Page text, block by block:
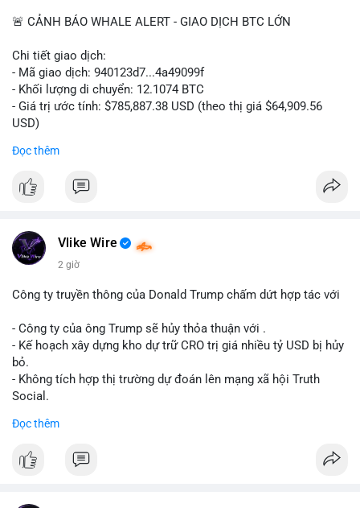
🚨 CẢNH BÁO WHALE ALERT - GIAO DỊCH BTC LỚN
Chi tiết giao dịch:
- Mã giao dịch: 940123d7...4a49099f
- Khối lượng di chuyển: 12.1074 BTC
- Giá trị ước tính: $785,887.38 USD (theo thị giá $64,909.56
USD)
Khối lượng 12.1 BTC tương đương gần 786 nghìn USD được di
Động thái này có thể là bước chuẩn bị thanh khoản để bán ra,
hoặc tái phân bổ tài sản giữa các ví nóng nhằm tối ưu phí giao
thấy cá voi đang thăm dò thanh khoản thị trường trước khi có
Lời khuyên cho nhà đầu tư nhỏ lẻ: Theo dõi xác nhận giao dịch
và dòng tiền tiếp theo từ ví nguồn. Khối lượng này chưa đủ tạo
áp lực bán mạnh, nhưng nếu xuất hiện thêm 2-3 giao dịch
tương tự trong 24 giờ tới, khả năng cao là sóng điều chỉnh
ở vùng giá hiện tại.
#12dot1btc #786kusd
Đọc thêm
Vlike Wire
2 giờ
Công ty truyền thông của Donald Trump chấm dứt hợp tác với
- Công ty của ông Trump sẽ hủy thỏa thuận với .
- Kế hoạch xây dựng kho dự trữ CRO trị giá nhiều tỷ USD bị hủy
bỏ.
- Không tích hợp thị trường dự đoán lên mạng xã hội Truth
Social.
#binancesquare
$cro
Đọc thêm